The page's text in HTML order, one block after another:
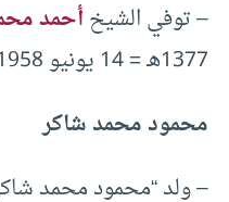
– توفي الشيخأحمد
1377هـ = 14 يونيو 1958م).
محمود محمد شاكر